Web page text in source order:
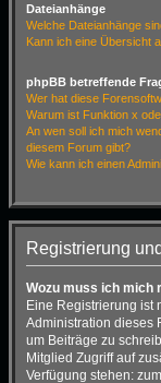
Dateianhänge
Welche Dateianhänge
Kann ich eine Übersicht
phpBB betreffende
Wer hat diese
Warum ist Funktion x
An wen soll ich mich
diesem Forum gibt?
Wie kann ich einen
Registrierung
Wozu muss ich mich
Eine Registrierung ist
Administration dieses
um Beiträge zu
Mitglied Zugriff auf
Verfügung stehen: